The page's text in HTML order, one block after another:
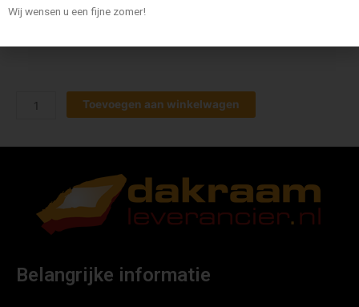
Toevoegen aan winkelwagen
Belangrijke informatie
Wij wensen u een fijne zomer!